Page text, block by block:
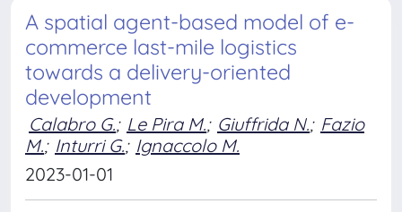
A spatial agent-based model of e-
commerce last-mile logistics
towards a delivery-oriented
development
Calabro G.; Le Pira M.; Giuffrida N.; Fazio
M.; Inturri G.; Ignaccolo M.
2023-01-01